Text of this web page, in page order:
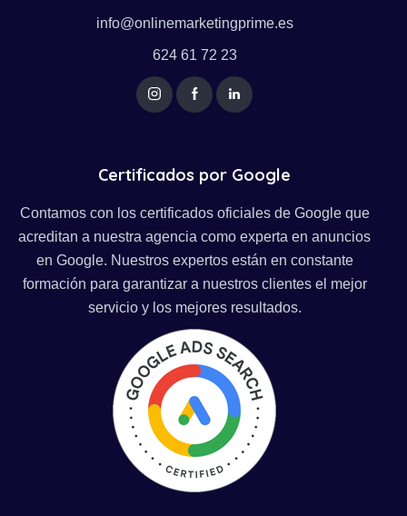
info@onlinemarketingprime.es
624 61 72 23
Certificados por Google
Contamos con los certificados oficiales de Google que
acreditan a nuestra agencia como experta en anuncios
en Google. Nuestros expertos están en constante
formación para garantizar a nuestros clientes el mejor
servicio y los mejores resultados.